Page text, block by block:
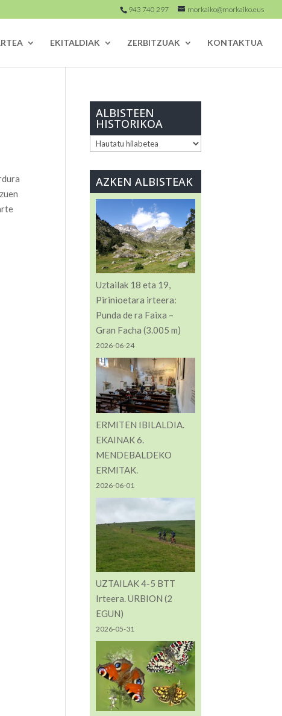
943 740 297 morkaiko@morkaiko.eus
EKITALDIAK ZERBITZUAK KONTAKTUA
ALBISTEEN
HISTORIKOA
ALBISTEEN
AZKEN ALBISTEAK
Uztailak 18 eta 19,
Pirinioetara irteera:
Punda de ra Faixa –
Gran Facha (3.005 m)
2026-06-24
ERMITEN IBILALDIA.
EKAINAK 6.
MENDEBALDEKO
ERMITAK.
2026-06-01
UZTAILAK 4-5 BTT
Irteera. URBION (2
EGUN)
2026-05-31